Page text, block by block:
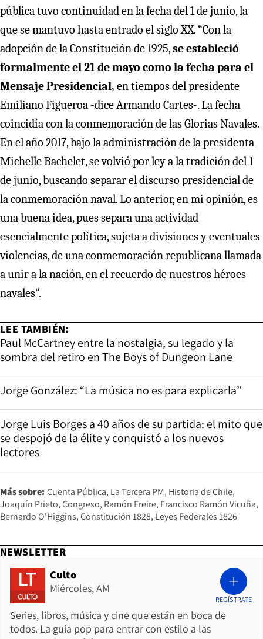
pública tuvo continuidad en la fecha del 1 de junio, la
que se mantuvo hasta entrado el siglo XX. “Con la
adopción de la Constitución de 1925,se estableció
formalmente el 21 de mayo como la fecha para el
Mensaje Presidencial, en tiempos del presidente
Emiliano Figueroa -dice Armando Cartes-. La fecha
coincidía con la conmemoración de las Glorias Navales.
En el año 2017, bajo la administración de la presidenta
Michelle Bachelet, se volvió por ley a la tradición del 1
de junio, buscando separar el discurso presidencial de
la conmemoración naval. Lo anterior, en mi opinión, es
una buena idea, pues separa una actividad
esencialmente política, sujeta a divisiones y eventuales
violencias, de una conmemoración republicana llamada
a unir a la nación, en el recuerdo de nuestros héroes
navales“.
LEE TAMBIÉN:
Paul McCartney entre la nostalgia, su legado y la
sombra del retiro en The Boys of Dungeon Lane
Jorge González: “La música no es para explicarla”
Jorge Luis Borges a 40 años de su partida: el mito que
se despojó de la élite y conquistó a los nuevos
lectores
Más sobre: Cuenta Pública La Tercera PM Historia de Chile
Joaquín Prieto Congreso Ramón Freire Francisco Ramón Vicuña
Bernardo O'Higgins Constitución 1828 Leyes Federales 1826
NEWSLETTER
Culto
Miércoles, AM
Series, libros, música y cine que están en boca de
todos. La guía pop para entrar con estilo a las
REGÍSTRATE